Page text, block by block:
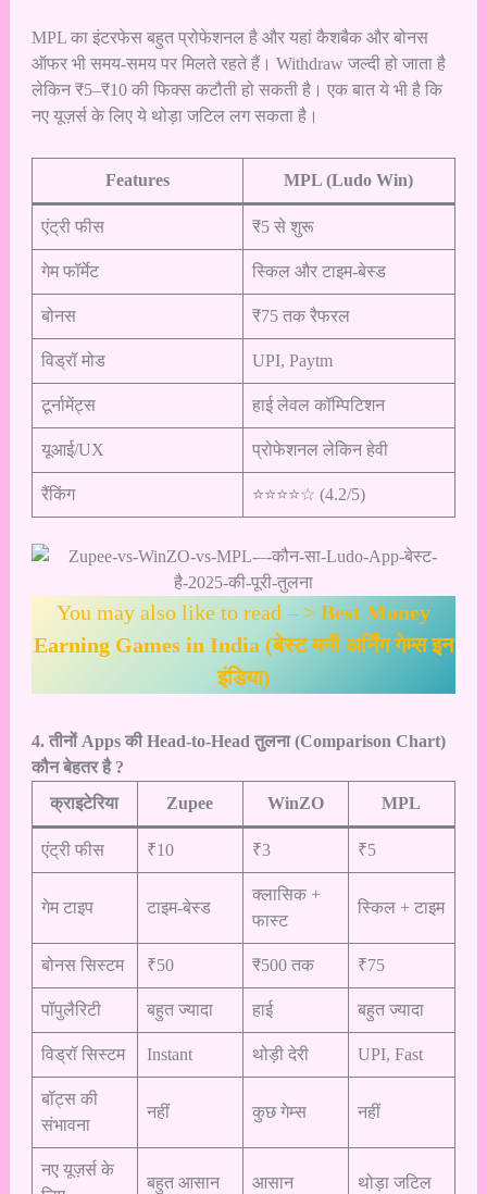
MPL का इंटरफेस बहुत प्रोफेशनल है और यहां कैशबैक और बोनस
ऑफर भी समय-समय पर मिलते रहते हैं। Withdraw जल्दी हो जाता है
लेकिन ₹5–₹10 की फिक्स कटौती हो सकती है। एक बात ये भी है कि
नए यूज़र्स के लिए ये थोड़ा जटिल लग सकता है।
Features MPL (Ludo Win)
एंट्री फीस ₹5 से शुरू
गेम फॉर्मेट स्किल और टाइम-बेस्ड
बोनस ₹75 तक रैफरल
विड्रॉ मोड UPI, Paytm
टूर्नामेंट्स हाई लेवल कॉम्पिटिशन
यूआई/UX प्रोफेशनल लेकिन हेवी
रैंकिंग ⭐⭐⭐⭐☆ (4.2/5)
You may also like to read – > Best Money
Earning Games in India (बेस्ट मनी अर्निंग गेम्स इन
इंडिया)
4. तीनों Apps की Head-to-Head तुलना (Comparison Chart)
कौन बेहतर है ?
क्राइटेरिया
Zupee WinZO MPL
एंट्री फीस ₹10 ₹3 ₹5
गेम टाइप टाइम-बेस्ड
क्लासिक +
फास्ट
स्किल + टाइम
बोनस सिस्टम ₹50 ₹500 तक ₹75
पॉपुलैरिटी बहुत ज्यादा हाई बहुत ज्यादा
विड्रॉ सिस्टम Instant थोड़ी देरी UPI, Fast
बॉट्स की
संभावना
नहीं कुछ गेम्स नहीं
नए यूज़र्स के
बहुत आसान आसान थोड़ा जटिल